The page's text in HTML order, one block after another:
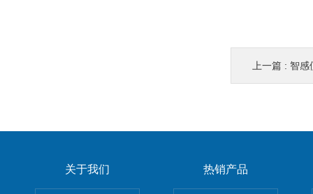
上一篇 : 智感便
关于我们 热销产品